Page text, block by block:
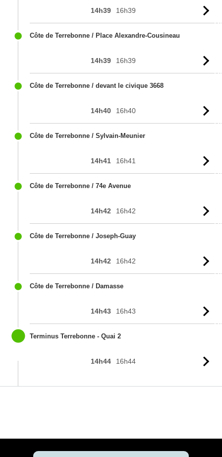
14h39 16h39
Côte de Terrebonne / Place Alexandre-Cousineau
14h39 16h39
Côte de Terrebonne / devant le civique 3668
14h40 16h40
Côte de Terrebonne / Sylvain-Meunier
14h41 16h41
Côte de Terrebonne / 74e Avenue
14h42 16h42
Côte de Terrebonne / Joseph-Guay
14h42 16h42
Côte de Terrebonne / Damasse
14h43 16h43
Terminus Terrebonne - Quai 2
14h44 16h44